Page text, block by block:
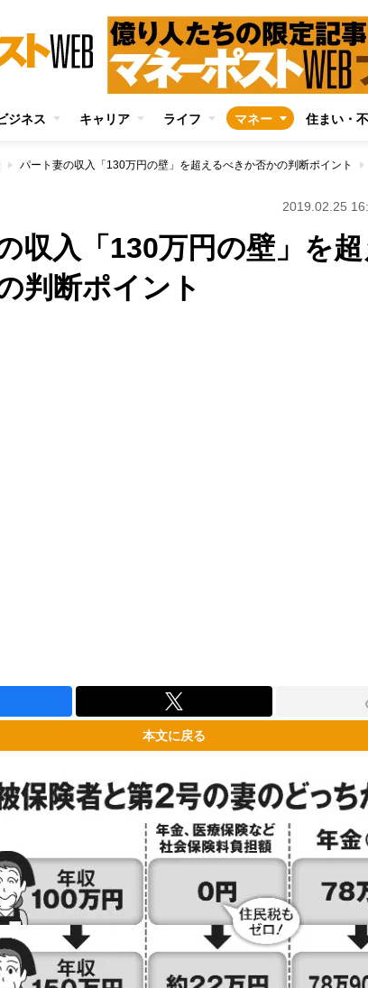
ジネス キャリア ライフ マネー 住まい・
パート妻の収入「130万円の壁」を超えるべきか否かの判断ポイント
2019.02.25
収入「130万円の壁」を
判断ポイント
本文に戻る